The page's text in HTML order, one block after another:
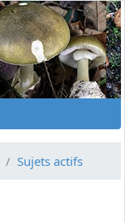
Sujets actifs